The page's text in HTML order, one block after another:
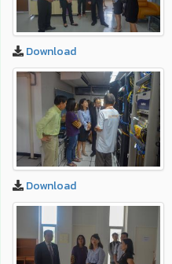
Download
Download